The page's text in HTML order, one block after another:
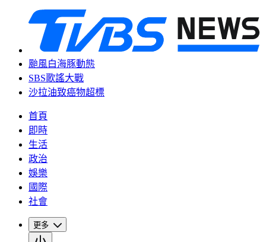
颱風白海豚動態
SBS歌謠大戰
沙拉油致癌物超標
首頁
即時
生活
政治
娛樂
國際
社會
更多